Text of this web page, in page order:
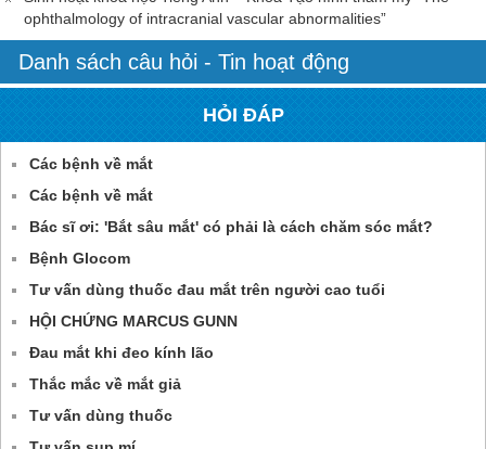
ophthalmology of intracranial vascular abnormalities”
Danh sách câu hỏi - Tin hoạt động
HỎI ĐÁP
Các bệnh về mắt
Các bệnh về mắt
Bác sĩ ơi: 'Bắt sâu mắt' có phải là cách chăm sóc mắt?
Bệnh Glocom
Tư vấn dùng thuốc đau mắt trên người cao tuổi
HỘI CHỨNG MARCUS GUNN
Đau mắt khi đeo kính lão
Thắc mắc về mắt giả
Tư vấn dùng thuốc